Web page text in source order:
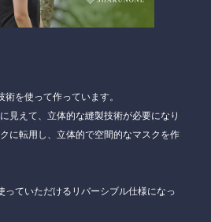
を使って作っています。
見えて、立体的な縫製技術が必要になり
に転用し、立体的で空間的なマスクを作
っていただけるリバーシブル仕様になっ